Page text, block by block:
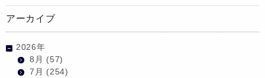
アーカイブ
2026年
8月 (57)
7月 (254)